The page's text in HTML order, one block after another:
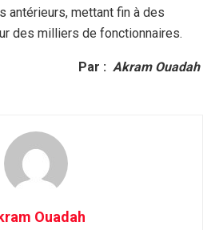
antérieurs, mettant fin à des
des milliers de fonctionnaires.
Par : Akram Ouadah
Ouadah